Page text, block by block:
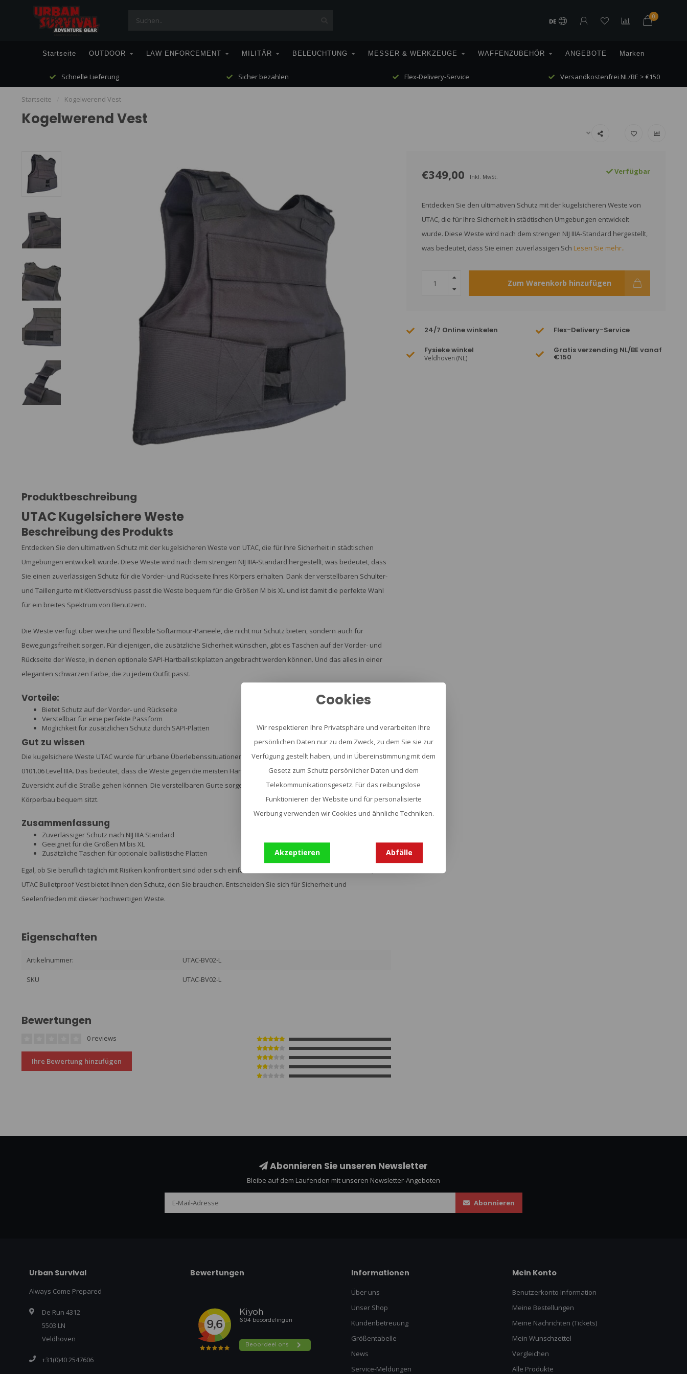
DE
0
Startseite OUTDOOR LAW ENFORCEMENT MILITÄR BELEUCHTUNG MESSER & WERKZEUGE WAFFENZUBEHÖR ANGEBOTE Marken
Schnelle Lieferung Sicher bezahlen Flex-Delivery-Service Versandkostenfrei NL/BE > €150
Startseite Kogelwerend Vest
Kogelwerend Vest
€349,00 Inkl. MwSt.
Verfügbar
Entdecken Sie den ultimativen Schutz mit der kugelsicheren Weste von
UTAC, die für Ihre Sicherheit in städtischen Umgebungen entwickelt
wurde. Diese Weste wird nach dem strengen NIJ IIIA-Standard hergestellt,
was bedeutet, dass Sie einen zuverlässigen Sch Lesen Sie mehr..
Zum Warenkorb hinzufügen
24/7 Online winkelen Flex-Delivery-Service
Fysieke winkel
Veldhoven (NL)
Gratis verzending NL/BE vanaf
€150
Produktbeschreibung
UTAC Kugelsichere Weste
Beschreibung des Produkts
Entdecken Sie den ultimativen Schutz mit der kugelsicheren Weste von UTAC, die für Ihre Sicherheit in städtischen
Umgebungen entwickelt wurde. Diese Weste wird nach dem strengen NIJ IIIA-Standard hergestellt, was bedeutet, dass
Sie einen zuverlässigen Schutz für die Vorder- und Rückseite Ihres Körpers erhalten. Dank der verstellbaren Schulter-
und Taillengurte mit Klettverschluss passt die Weste bequem für die Größen M bis XL und ist damit die perfekte Wahl
für ein breites Spektrum von Benutzern.
Die Weste verfügt über weiche und flexible Softarmour-Paneele, die nicht nur Schutz bieten, sondern auch für
Bewegungsfreiheit sorgen. Für diejenigen, die zusätzliche Sicherheit wünschen, gibt es Taschen auf der Vorder- und
Rückseite der Weste, in denen optionale SAPI-Hartballistikplatten angebracht werden können. Und das alles in einer
eleganten schwarzen Farbe, die zu jedem Outfit passt.
Vorteile:
Bietet Schutz auf der Vorder- und Rückseite
Verstellbar für eine perfekte Passform
Möglichkeit für zusätzlichen Schutz durch SAPI-Platten
Gut zu wissen
Die kugelsichere Weste UTAC wurde für urbane Überlebenssituationen entwickelt und bietet Schutz gemäß NIJ-STD-
0101.06 Level IIIA. Das bedeutet, dass die Weste gegen die meisten Handfeuerwaffen resistent ist, so dass Sie mit
Zuversicht auf die Straße gehen können. Die verstellbaren Gurte sorgen dafür, dass die Weste unabhängig von Ihrem
Körperbau bequem sitzt.
Zusammenfassung
Zuverlässiger Schutz nach NIJ IIIA Standard
Geeignet für die Größen M bis XL
Zusätzliche Taschen für optionale ballistische Platten
Egal, ob Sie beruflich täglich mit Risiken konfrontiert sind oder sich einfach nur in der Stadt sicherer fühlen wollen, die
UTAC Bulletproof Vest bietet Ihnen den Schutz, den Sie brauchen. Entscheiden Sie sich für Sicherheit und
Seelenfrieden mit dieser hochwertigen Weste.
Eigenschaften
Artikelnummer: UTAC-BV02-L
SKU UTAC-BV02-L
Bewertungen
0 reviews
Ihre Bewertung hinzufügen
Abonnieren Sie unseren Newsletter
Bleibe auf dem Laufenden mit unseren Newsletter-Angeboten
Abonnieren
Urban Survival
Always Come Prepared
De Run 4312
5503 LN
Veldhoven
+31(0)40 2547606
Bewertungen Informationen
Über uns
Unser Shop
Kundenbetreuung
Größentabelle
News
Service-Meldungen
Mein Konto
Benutzerkonto Information
Meine Bestellungen
Meine Nachrichten (Tickets)
Mein Wunschzettel
Vergleichen
Alle Produkte
Cookies
Wir respektieren Ihre Privatsphäre und verarbeiten Ihre
persönlichen Daten nur zu dem Zweck, zu dem Sie sie zur
Verfügung gestellt haben, und in Übereinstimmung mit dem
Gesetz zum Schutz persönlicher Daten und dem
Telekommunikationsgesetz. Für das reibungslose
Funktionieren der Website und für personalisierte
Werbung verwenden wir Cookies und ähnliche Techniken.
Akzeptieren Abfälle